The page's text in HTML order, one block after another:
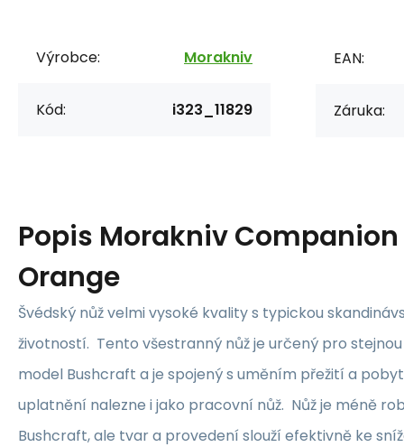
Výrobce: Morakniv
Kód: i323_11829
EAN:
Záruka:
Popis Morakniv Companion
Orange
Švédský nůž velmi vysoké kvality s typickou
životností. Tento všestranný nůž je určený pro
model Bushcraft a je spojený s uměním přežití a
uplatnění nalezne i jako pracovní nůž. Nůž je méně
Bushcraft, ale tvar a provedení slouží efektivně ke